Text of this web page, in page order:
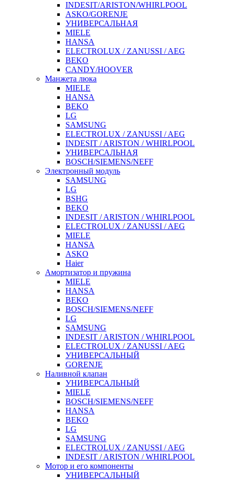
INDESIT/ARISTON/WHIRLPOOL
ASKO/GORENJE
УНИВЕРСАЛЬНАЯ
MIELE
HANSA
ELECTROLUX / ZANUSSI / AEG
BEKO
CANDY/HOOVER
Манжета люка
MIELE
HANSA
BEKO
LG
SAMSUNG
ELECTROLUX / ZANUSSI / AEG
INDESIT / ARISTON / WHIRLPOOL
УНИВЕРСАЛЬНАЯ
BOSCH/SIEMENS/NEFF
Электронный модуль
SAMSUNG
LG
BSHG
BEKO
INDESIT / ARISTON / WHIRLPOOL
ELECTROLUX / ZANUSSI / AEG
MIELE
HANSA
ASKO
Haier
Амортизатор и пружина
MIELE
HANSA
BEKO
BOSCH/SIEMENS/NEFF
LG
SAMSUNG
INDESIT / ARISTON / WHIRLPOOL
ELECTROLUX / ZANUSSI / AEG
УНИВЕРСАЛЬНЫЙ
GORENJE
Наливной клапан
УНИВЕРСАЛЬНЫЙ
MIELE
BOSCH/SIEMENS/NEFF
HANSA
BEKO
LG
SAMSUNG
ELECTROLUX / ZANUSSI / AEG
INDESIT / ARISTON / WHIRLPOOL
Мотор и его компоненты
УНИВЕРСАЛЬНЫЙ